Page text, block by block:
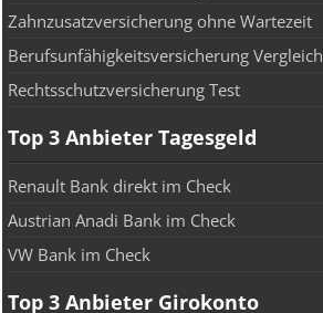
Zahnzusatzversicherung ohne Wartezeit
Berufsunfähigkeitsversicherung Vergleich
Rechtsschutzversicherung Test
Top 3 Anbieter Tagesgeld
Renault Bank direkt im Check
Austrian Anadi Bank im Check
VW Bank im Check
Top 3 Anbieter Girokonto